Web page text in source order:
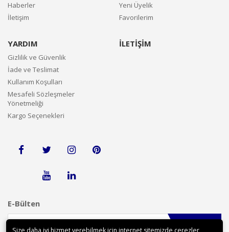
Haberler
İletişim
Yeni Üyelik
Favorilerim
YARDIM
Gizlilik ve Güvenlik
İade ve Teslimat
Kullanım Koşulları
Mesafeli Sözleşmeler
Yönetmeliği
Kargo Seçenekleri
İLETİŞİM
E-Bülten
Size daha iyi hizmet verebilmek için internet sitemizde çerezler